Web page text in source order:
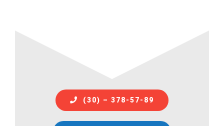
(30) – 378-57-89